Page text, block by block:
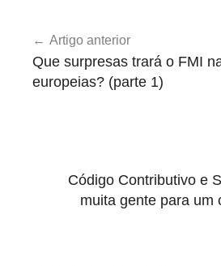
a
de
artigos
Artigo anterior
Que surpresas trará o FMI
europeias? (parte 1)
Código Contributivo e
muita gente para um